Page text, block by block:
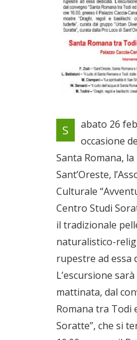
Locandina
Il 26/02/2011
S
abato 26
occasione
Santa Romana,
Sant’Oreste,
Culturale
Centro Studi
il tradizionale
naturalistico-
rupestre ad essa
L’escursione
mattinata, dal
Romana tra Todi
Soratte”, che si